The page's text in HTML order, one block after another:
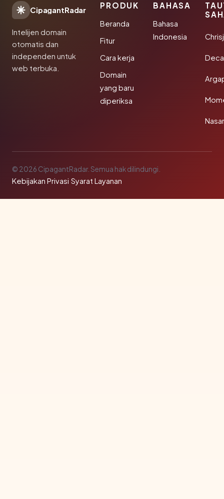
CipagantRadar
Intelijen domain
otomatis dan
independen untuk
web terbuka.
PRODUK
Beranda
Fitur
Cara kerja
Domain
yang baru
diperiksa
BAHASA
Bahasa
Indonesia
© 2026 CipagantRadar. Semua hak dilindungi.
Kebijakan Privasi·Syarat Layanan